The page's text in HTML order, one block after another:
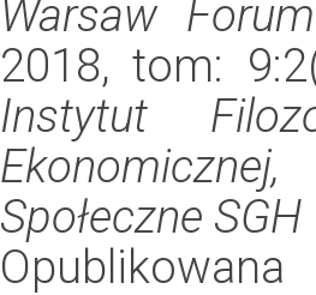
Warsaw
2018, tom:
Instytut
Społeczne SGH
Opublikowana